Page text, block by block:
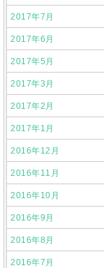
2017年7月
2017年6月
2017年5月
2017年3月
2017年2月
2017年1月
2016年12月
2016年11月
2016年10月
2016年9月
2016年8月
2016年7月